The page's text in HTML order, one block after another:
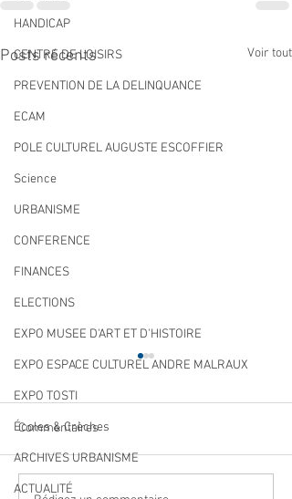
HANDICAP
CENTRE DE LOISIRS
PREVENTION DE LA DELINQUANCE
ECAM
POLE CULTUREL AUGUSTE ESCOFFIER
Science
URBANISME
CONFERENCE
FINANCES
ELECTIONS
EXPO MUSEE D'ART ET D'HISTOIRE
EXPO ESPACE CULTUREL ANDRE MALRAUX
EXPO TOSTI
Écoles & Crèches
ARCHIVES URBANISME
ACTUALITÉ
Posts récents Voir tout
Commentaires